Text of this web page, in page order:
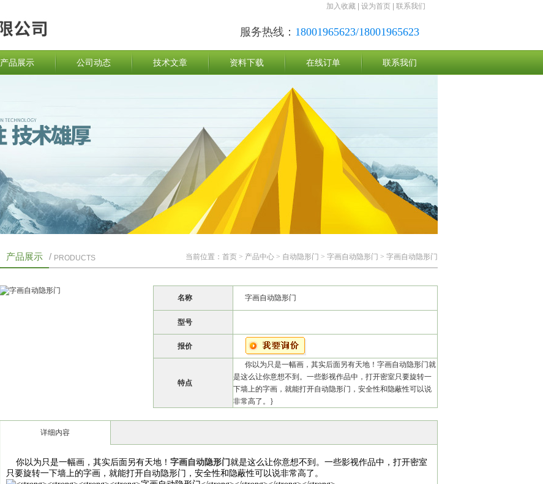
加入收藏 设为首页 联系我们
服务热线： 18001965623/18001965623
产品展示 公司动态 技术文章 资料下载 在线订单 联系我们
产品展示 / PRODUCTS 当前位置： 首页 > 产品中心 > 自动隐形门 > 字画自动隐形门 > 字画自动隐形门
名称 字画自动隐形门
型号
报价
特点
你以为只是一幅画，其实后面另有天地！字画自动隐形门就
是这么让你意想不到。一些影视作品中，打开密室只要旋转一
下墙上的字画，就能打开自动隐形门，安全性和隐蔽性可以说
非常高了。}
详细内容
你以为只是一幅画，其实后面另有天地！ 字画自动隐形门就是这么让你意想不到。一些影视作品中，打开密室
只要旋转一下墙上的字画，就能打开自动隐形门，安全性和隐蔽性可以说非常高了。